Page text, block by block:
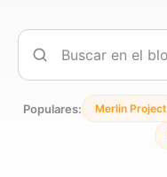
Buscar
Populares: Merlin Project